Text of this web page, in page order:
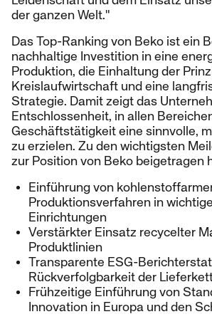
der ganzen Welt."
Das Top-Ranking von Beko ist ein
nachhaltige Investition in eine
Produktion, die Einhaltung der
Kreislaufwirtschaft und eine
Strategie. Damit zeigt das
Entschlossenheit, in allen
Geschäftstätigkeit eine sinnvolle,
zu erzielen. Zu den wichtigsten
zur Position von Beko beigetragen
Einführung von
Produktionsverfahren in
Einrichtungen
Verstärkter Einsatz recycelter
Produktlinien
Transparente ESG-
Rückverfolgbarkeit der
Frühzeitige Einführung von
Innovation in Europa und den